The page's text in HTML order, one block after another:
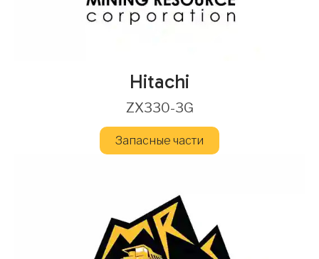
Hitachi
ZX330-3G
Запасные части